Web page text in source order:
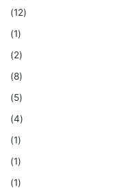
(12)
(1)
(2)
(8)
(5)
(4)
(1)
(1)
(1)